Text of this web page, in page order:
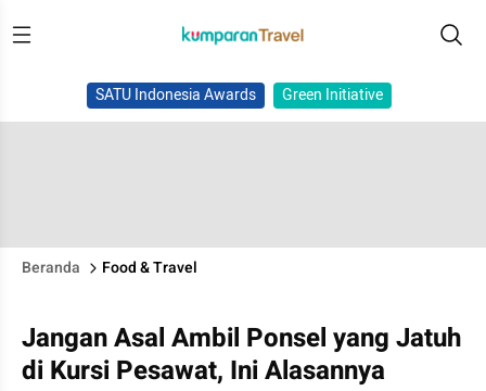
SATU Indonesia Awards Green Initiative
Beranda Food & Travel
Jangan Asal Ambil Ponsel yang Jatuh
di Kursi Pesawat, Ini Alasannya